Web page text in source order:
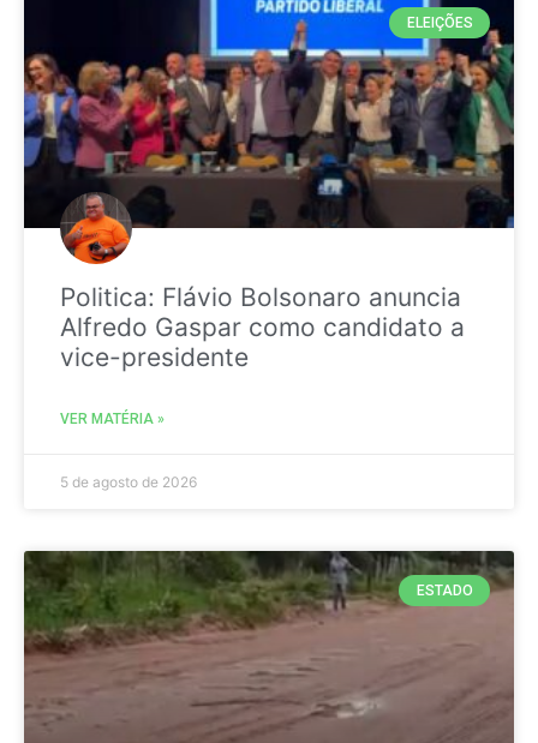
ELEIÇÕES
Politica: Flávio Bolsonaro anuncia
Alfredo Gaspar como candidato a
vice-presidente
VER MATÉRIA »
5 de agosto de 2026
ESTADO